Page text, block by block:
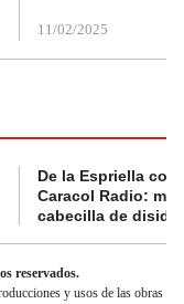
11/02/2025
De la Espriella
Caracol Radio:
cabecilla de
reservados.
y usos de las obras